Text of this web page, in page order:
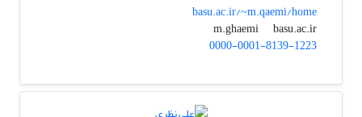
basu.ac.ir/~m.qaemi/home
m.ghaemi
basu.ac.ir
0000-0001-8139-1223